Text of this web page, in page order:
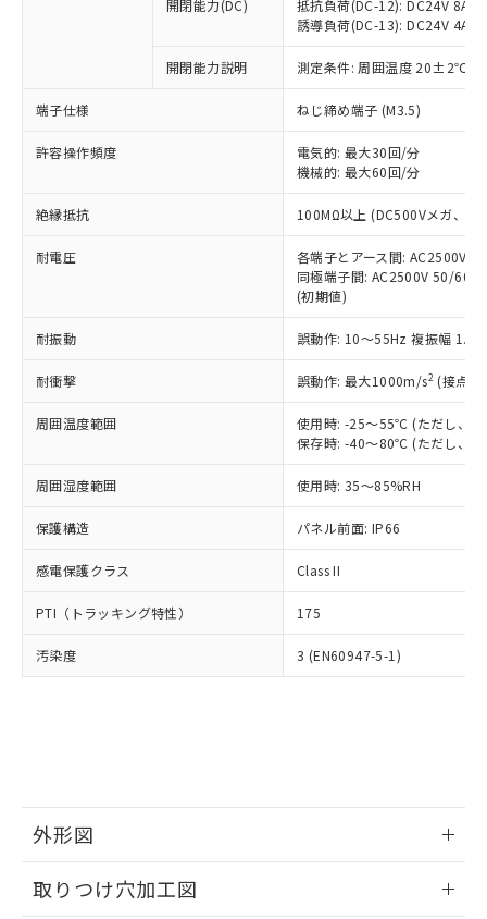
開閉能力(DC)
抵抗負荷(DC-12): DC24V 8A/
誘導負荷(DC-13): DC24V 4A/
開閉能力説明 測定条件: 周囲温度 20±2℃、
端子仕様 ねじ締め端子 (M3.5)
許容操作頻度
電気的: 最大30回/分
機械的: 最大60回/分
絶縁抵抗 100MΩ以上 (DC500Vメガ、点
耐電圧
各端子とアース間: AC2500V
同極端子間: AC2500V 50/
(初期値)
耐振動 誤動作: 10～55Hz 複振幅
耐衝撃 誤動作: 最大1000m/s2 (接点
周囲温度範囲
使用時: -25～55℃ (ただし、氷
保存時: -40～80℃ (ただし、氷
周囲湿度範囲 使用時: 35～85%RH
保護構造 パネル前面: IP66
感電保護クラス Class II
PTI（トラッキング特性） 175
汚染度 3 (EN60947-5-1)
外形図
取りつけ穴加工図
ことをご了承ください。
在庫状況および標準価格照会結果は、
記載している更新日時点での社内デー
タに基づき作成されるものであり、閲
覧された時点での実際の在庫および標
準価格とは異なる場合があることをご
正式な納期状況および標準価格はお客
様のお取引先、またはお客様担当のオ
ムロン制御機器販売店・当社販売員に
オムロン制御機器販売店や当社販売拠
販売ネットワーク
」をご確認
在庫状況および標準価格結果を当社の
事前の承諾なく第三者に漏洩または開
示しないようお願いします。
マイパーツ機能（部品リスト作成サー
ビス）をご利用いただくには、I-Web
メンバーズにご登録されている必要が
お客様が当ウェブサイト上で当社にご
登録された部品リストについて、当社
および当社の共同利用者が、当社の製
品・サービスに関するお客様との取
引・商談に必要な範囲で利用すること
をご了承ください。
※当社の共同利用者とは、"個人情報
の「1.共同利
用者の範囲」に記載されている法人を
むを得ず変更することがあります。
*EU RoHS指令（10物質）：
鉛(Pb) 1000ppm以下、 水銀(Hg) 1000ppm以下、 カド
ミウム(Cd) 100ppm以下、
六価クロム(Cr(Ⅵ)) 1000ppm以下、ポリ臭化ビフェニル
類(PBB) 1000ppm以下、ポリ臭化ジフェニルエーテル類
(PBDE) 1000ppm以下、フタル酸ビス(2-エチルヘキシ
ル) (DEHP)(別名：DOP) 1000ppm以下、フタル酸ブチ
(DIBP) 1000ppm以下
但し、RoHS指令で産業用監視および制御機器に対する
フタル酸エステル類の４物質については閾値を超える意
図的な使用がないことを確認しています。
部品在庫の切り替え状況などにより、予定
月が前後することがあります。
※3 非含有証明書ダウンロード
下記の非含有証明書をダウンロードするこ
とができます。
EU RoHS指令（10物質）の非含有証明書
51物質の非含有証明書（当社基準）
※本証明書は発行日時点で非含有を証明す
欄に対応日を記載しておりました。
既に当社にて対応品への在庫切替を完了
り、2022年1月12日より割愛しておりま
す。
「－」：未確認です。当社販売部門へお問
*中国RoHS10物質の基準値 (GB/T26572)：
Pb(鉛) :1000ppm、 Hg(水銀) : 1000ppm、 Cd(カドミウ
ニル類) : 1000ppm、 PBDEs(ポリ臭化ジフェニルエーテ
DBP(フタル酸ジブチル) : 1000ppm、 DIBP(フタル酸ジ
イソブチル) : 1000ppm、 BBP(フタル酸ブチルベンジ
ル) : 1000ppm、
DEHP(フタル酸ビス(2-エチルヘキシル)) : 1000ppm
「ｅ」：有害物質（10物質）のすべてが基
準値以下であることを示します。
「10」：通常の使用状況下において有害物
質が外部に漏えいし、環境に深刻な影響を
及ぼさない年数を意味します。
「－」：未確認です。当社販売部門へお問
い合わせください。
当社は、これら貴社製品のうち、外国
為替および外国貿易法に定める商品
（以下｢規制貨物等」という）を輸出
または国外への提供する場合は、日本
国政府の輸出許可(または役務取引許
可)を取得するなどの必要な手続きを
当社は規制貨物を破棄する場合は、完
全に破砕するなど、違法に輸出されな
いよう必要な手段を講じます。
当社は貴社製品を、核兵器、ミサイ
ル、化学兵器、生物兵器またはその他
武器並びにこれらの製造装置等に一切
当社は、貴社製品を第三者に販売する
場合は、上記1、2および3の内容を当
該第三者に通知します。また当社は、
販売先および販売に係わる関係者が違
法に輸出するおそれがある場合は、取
り引きをいたしません。
○ 一定数以上の在庫あり
一定数には満たないが在庫あり
在庫なし(最新の在庫状況につ
いては、お客様のお取引先、ま
たはお客様担当のオムロン制御
機器販売店・当社販売員にご確
白
受注生産機種、また在庫状況の
情報を公開していない機種